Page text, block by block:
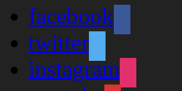
facebook
twitter
instagram